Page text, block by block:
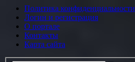
Политика конфиденциальности
Логин и регистрация
О портале
Контакты
Карта сайта